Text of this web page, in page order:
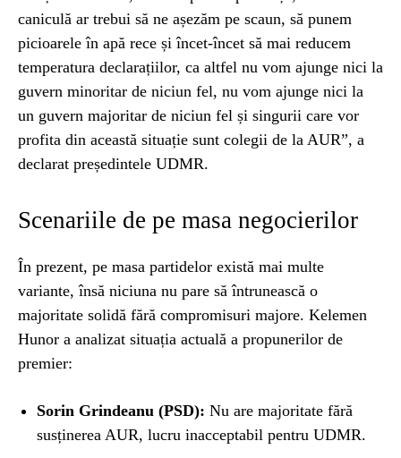
caniculă ar trebui să ne așezăm pe scaun, să punem
picioarele în apă rece și încet-încet să mai reducem
temperatura declarațiilor, ca altfel nu vom ajunge nici la
guvern minoritar de niciun fel, nu vom ajunge nici la
un guvern majoritar de niciun fel și singurii care vor
profita din această situație sunt colegii de la AUR”, a
declarat președintele UDMR.
Scenariile de pe masa negocierilor
În prezent, pe masa partidelor există mai multe
variante, însă niciuna nu pare să întrunească o
majoritate solidă fără compromisuri majore. Kelemen
Hunor a analizat situația actuală a propunerilor de
premier:
Sorin Grindeanu (PSD): Nu are majoritate fără
susținerea AUR, lucru inacceptabil pentru UDMR.